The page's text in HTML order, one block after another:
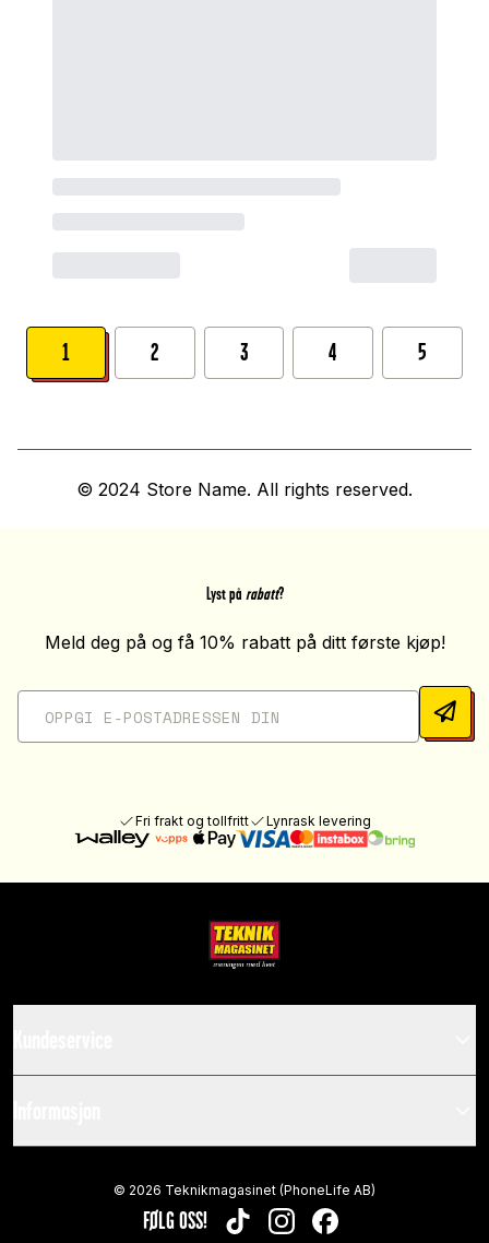
1 2 3 4 5
© 2024 Store Name. All rights reserved.
Lyst på rabatt?
Meld deg på og få 10% rabatt på ditt første kjøp!
Fri frakt og tollfritt Lynrask levering
FØLG OSS! TIKTOKINSTAGRAMFACEBOOK
© 2026 Teknikmagasinet (PhoneLife AB)